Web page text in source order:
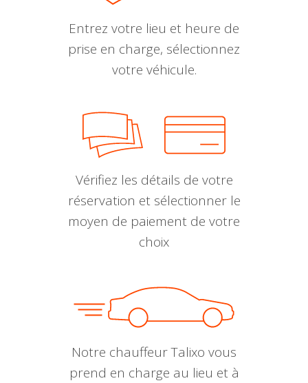
Entrez votre lieu et heure de
prise en charge, sélectionnez
votre véhicule.
Vérifiez les détails de votre
réservation et sélectionner le
moyen de paiement de votre
choix
Notre chauffeur Talixo vous
prend en charge au lieu et à